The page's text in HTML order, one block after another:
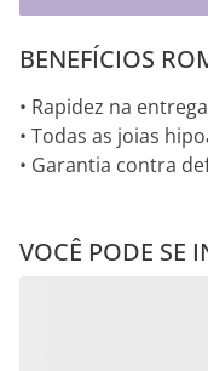
BENEFÍCIOS
• Rapidez na entrega
• Todas as joias
• Garantia contra
VOCÊ PODE SE